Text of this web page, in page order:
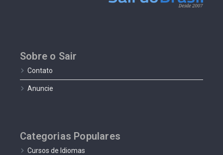
Sobre o Sair
Contato
Anuncie
Categorias Populares
Cursos de Idiomas